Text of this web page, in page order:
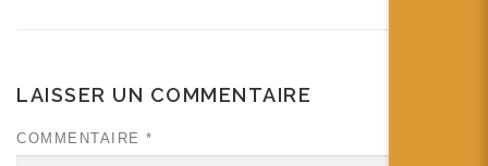
LAISSER UN COMMENTAIRE
COMMENTAIRE *